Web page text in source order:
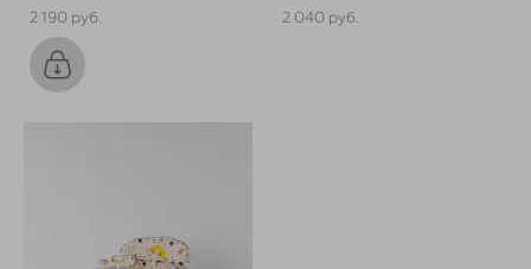
2 190 pуб.
2 040 pуб.